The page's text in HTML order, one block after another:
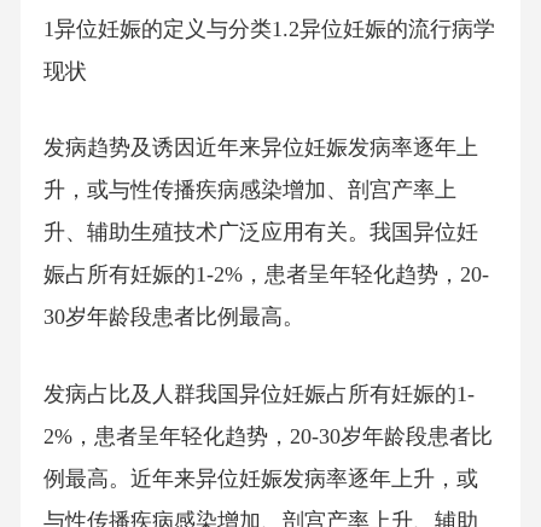
1异位妊娠的定义与分类1.2异位妊娠的流行病学
现状
发病趋势及诱因近年来异位妊娠发病率逐年上
升，或与性传播疾病感染增加、剖宫产率上
升、辅助生殖技术广泛应用有关。我国异位妊
娠占所有妊娠的1-2%，患者呈年轻化趋势，20-
30岁年龄段患者比例最高。
发病占比及人群我国异位妊娠占所有妊娠的1-
2%，患者呈年轻化趋势，20-30岁年龄段患者比
例最高。近年来异位妊娠发病率逐年上升，或
与性传播疾病感染增加、剖宫产率上升、辅助